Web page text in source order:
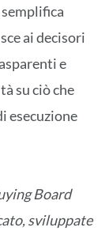
ai decisori
e
su ciò che
esecuzione
Board
sviluppate